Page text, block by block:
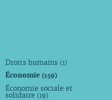
Droits humains (1)
Économie(159)
Économie sociale et
solidaire (19)